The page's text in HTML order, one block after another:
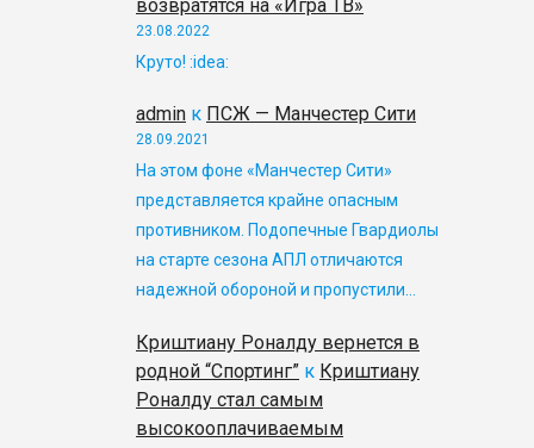
возвратятся на «Игра ТВ»
23.08.2022
Круто! :idea:
admin к ПСЖ — Манчестер Сити
28.09.2021
На этом фоне «Манчестер Сити»
представляется крайне опасным
противником. Подопечные Гвардиолы
на старте сезона АПЛ отличаются
надежной обороной и пропустили…
Криштиану Роналду вернется в
родной “Спортинг” к Криштиану
Роналду стал самым
высокооплачиваемым